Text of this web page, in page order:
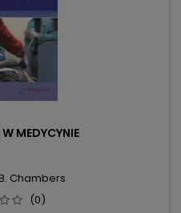
MEDYCYNIE
Chambers
(0)